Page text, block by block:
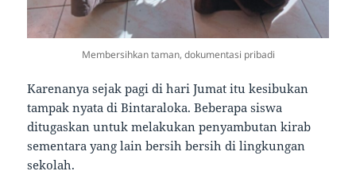
Membersihkan taman, dokumentasi pribadi
Karenanya sejak pagi di hari Jumat itu kesibukan
tampak nyata di Bintaraloka. Beberapa siswa
ditugaskan untuk melakukan penyambutan kirab
sementara yang lain bersih bersih di lingkungan
sekolah.